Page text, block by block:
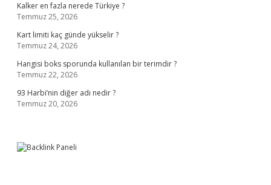
Kalker en fazla nerede Türkiye ?
Temmuz 25, 2026
Kart limiti kaç günde yükselir ?
Temmuz 24, 2026
Hangisi boks sporunda kullanılan bir terimdir ?
Temmuz 22, 2026
93 Harbi’nin diğer adı nedir ?
Temmuz 20, 2026